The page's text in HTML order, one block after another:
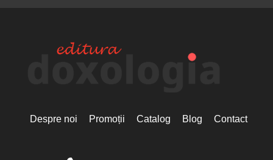
Despre noi Promoții Catalog Blog Contact